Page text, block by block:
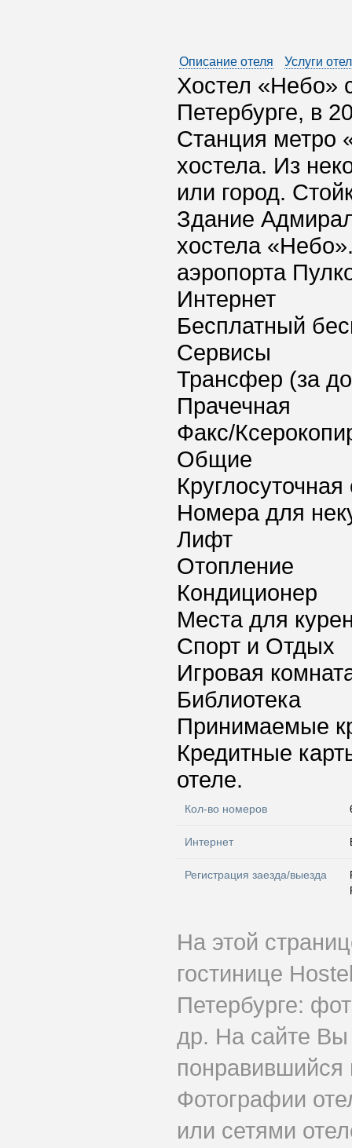
Описание отеля Услуги
Хостел «Небо»
Петербурге, в
Станция метро
хостела. Из
или город.
Здание
хостела
аэропорта
Интернет
Бесплатный
Сервисы
Трансфер (за
Прачечная
Факс/
Общие
Номера для
Лифт
Отопление
Кондиционер
Места для
Спорт и Отдых
Игровая
Библиотека
Принимаемые
Кредитные
отеле.
Кол-во номеров
Интернет
Регистрация заезда/выезда
На этой
гостинице
Петербурге:
др. На сайте Вы
понравившийся
Фотографии
или сетями